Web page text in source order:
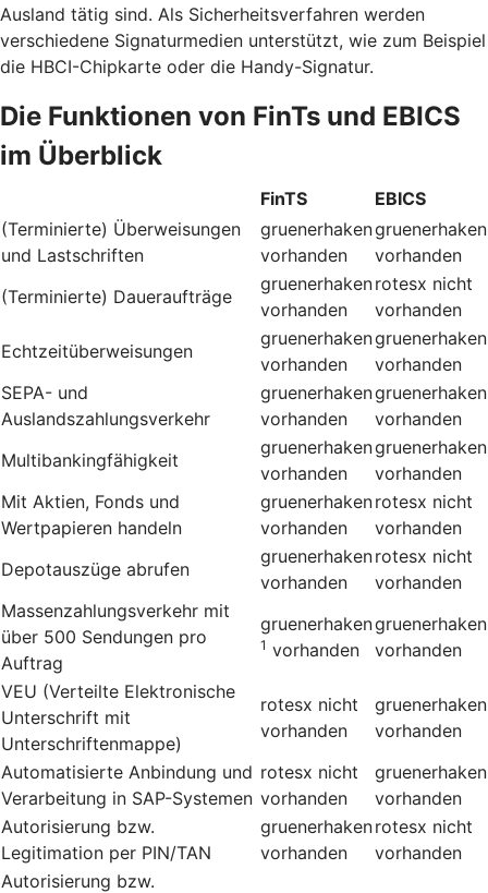
Ausland tätig sind. Als Sicherheitsverfahren werden
verschiedene Signaturmedien unterstützt, wie zum Beispiel
die HBCI-Chipkarte oder die Handy-Signatur.
Die Funktionen von FinTs und EBICS
im Überblick
FinTS
EBICS
(Terminierte) Überweisungen
und Lastschriften
gruenerhaken
vorhanden
gruenerhaken
vorhanden
(Terminierte) Daueraufträge
gruenerhaken
vorhanden
rotesx nicht
vorhanden
Echtzeitüberweisungen
gruenerhaken
vorhanden
gruenerhaken
vorhanden
SEPA- und
Auslandszahlungsverkehr
gruenerhaken
vorhanden
gruenerhaken
vorhanden
Multibankingfähigkeit
gruenerhaken
vorhanden
gruenerhaken
vorhanden
Mit Aktien, Fonds und
Wertpapieren handeln
gruenerhaken
vorhanden
rotesx nicht
vorhanden
Depotauszüge abrufen
gruenerhaken
vorhanden
rotesx nicht
vorhanden
Massenzahlungsverkehr mit
über 500 Sendungen pro
Auftrag
gruenerhaken
1 vorhanden
gruenerhaken
vorhanden
VEU (Verteilte Elektronische
Unterschrift mit
Unterschriftenmappe)
rotesx nicht
vorhanden
gruenerhaken
vorhanden
Automatisierte Anbindung und
Verarbeitung in SAP-Systemen
rotesx nicht
vorhanden
gruenerhaken
vorhanden
Autorisierung bzw.
Legitimation per PIN/TAN
gruenerhaken
vorhanden
rotesx nicht
vorhanden
Autorisierung bzw.